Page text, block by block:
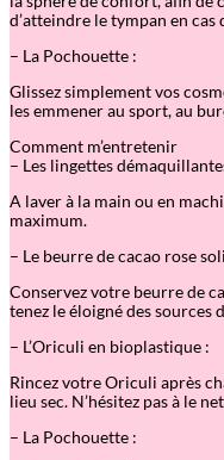
d’atteindre le tympan en cas
– La Pochouette :
Glissez simplement vos
les emmener au sport, au
Comment m’entretenir
– Les lingettes
A laver à la main ou en
maximum.
– Le beurre de cacao rose
Conservez votre beurre de
tenez le éloigné des sources
– L’Oriculi en bioplastique :
Rincez votre Oriculi après
lieu sec. N’hésitez pas à le
– La Pochouette :